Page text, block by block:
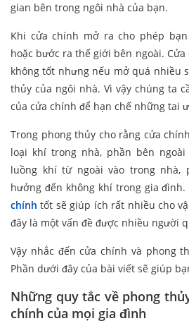
gian bên trong ngôi nhà của bạn.
Khi cửa chính mở ra cho phép
hoặc bước ra thế giới bên ngoài.
không tốt nhưng nếu mở quá nhiều
thủy của ngôi nhà. Vì vậy chúng ta
của cửa chính để hạn chế những tai
Trong phong thủy cho rằng cửa
loại khí trong nhà, phần bên
luồng khí từ ngoài vào trong nhà,
hưởng đến không khí trong gia đình.
chính tốt sẽ giúp ích rất nhiều cho
đây là một vấn đề được nhiều người
Vậy nhắc đến cửa chính và phong
Phần dưới đây của bài viết sẽ giúp
Những quy tắc về phong
chính của mọi gia đình